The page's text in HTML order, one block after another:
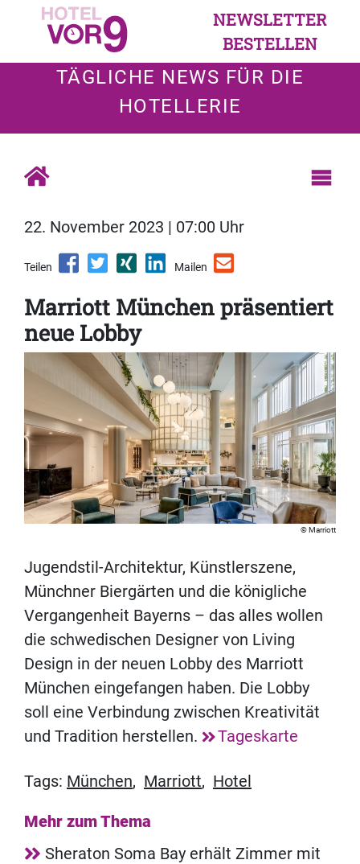
NEWSLETTER
BESTELLEN
TÄGLICHE NEWS FÜR DIE
HOTELLERIE
22. November 2023 | 07:00 Uhr
Teilen Mailen
Marriott München präsentiert
neue Lobby
Marriott
Jugendstil-Architektur, Künstlerszene,
Münchner Biergärten und die königliche
Vergangenheit Bayerns – das alles wollen
die schwedischen Designer von Living
Design in der neuen Lobby des Marriott
München eingefangen haben. Die Lobby
soll eine Verbindung zwischen Kreativität
und Tradition herstellen.
Tageskarte
Tags: München, Marriott, Hotel
Mehr zum Thema
Sheraton Soma Bay erhält Zimmer mit